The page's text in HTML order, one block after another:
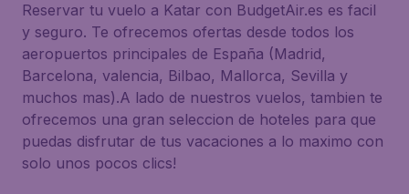
Reservar tu vuelo a Katar con BudgetAir.es es facil
y seguro. Te ofrecemos ofertas desde todos los
aeropuertos principales de España (Madrid,
Barcelona, valencia, Bilbao, Mallorca, Sevilla y
muchos mas).A lado de nuestros vuelos, tambien te
ofrecemos una gran seleccion de hoteles para que
puedas disfrutar de tus vacaciones a lo maximo con
solo unos pocos clics!